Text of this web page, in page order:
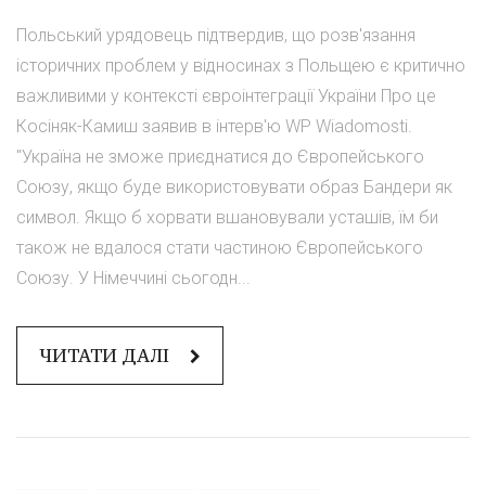
Польський урядовець підтвердив, що розв'язання
історичних проблем у відносинах з Польщею є критично
важливими у контексті євроінтеграції України Про це
Косіняк-Камиш заявив в інтерв'ю WP Wiadomosti.
"Україна не зможе приєднатися до Європейського
Союзу, якщо буде використовувати образ Бандери як
символ. Якщо б хорвати вшановували усташів, їм би
також не вдалося стати частиною Європейського
Союзу. У Німеччині сьогодн...
ЧИТАТИ ДАЛІ